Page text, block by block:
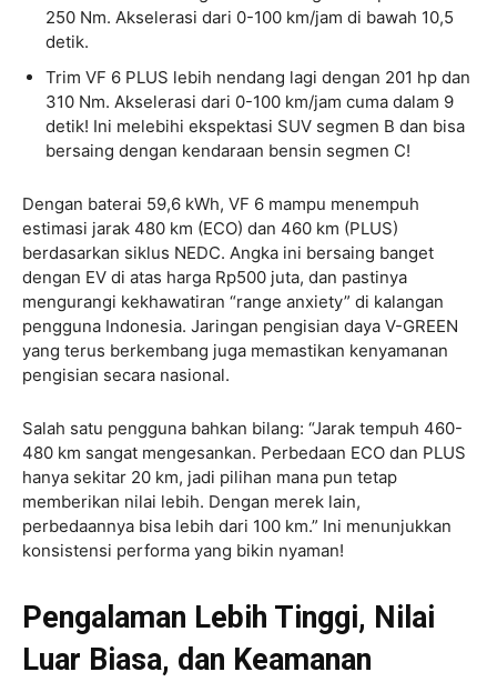
250 Nm. Akselerasi dari 0-100 km/jam di bawah 10,5
detik.
Trim VF 6 PLUS lebih nendang lagi dengan 201 hp dan
310 Nm. Akselerasi dari 0-100 km/jam cuma dalam 9
detik! Ini melebihi ekspektasi SUV segmen B dan bisa
bersaing dengan kendaraan bensin segmen C!
Dengan baterai 59,6 kWh, VF 6 mampu menempuh
estimasi jarak 480 km (ECO) dan 460 km (PLUS)
berdasarkan siklus NEDC. Angka ini bersaing banget
dengan EV di atas harga Rp500 juta, dan pastinya
mengurangi kekhawatiran “range anxiety” di kalangan
pengguna Indonesia. Jaringan pengisian daya V-GREEN
yang terus berkembang juga memastikan kenyamanan
pengisian secara nasional.
Salah satu pengguna bahkan bilang: “Jarak tempuh 460-
480 km sangat mengesankan. Perbedaan ECO dan PLUS
hanya sekitar 20 km, jadi pilihan mana pun tetap
memberikan nilai lebih. Dengan merek lain,
perbedaannya bisa lebih dari 100 km.” Ini menunjukkan
konsistensi performa yang bikin nyaman!
Pengalaman Lebih Tinggi, Nilai
Luar Biasa, dan Keamanan